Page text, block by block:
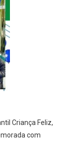
Criança Feliz,
com